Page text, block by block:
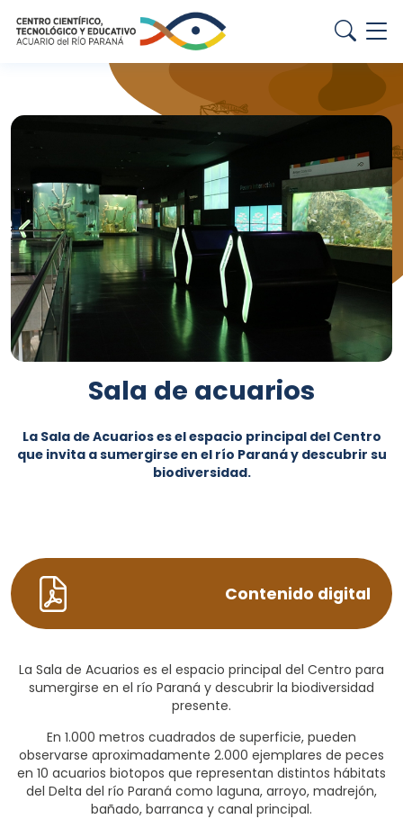
Sala de acuarios
La Sala de Acuarios es el espacio principal del Centro
que invita a sumergirse en el río Paraná y descubrir su
biodiversidad.
Contenido digital
La Sala de Acuarios es el espacio principal del Centro para
sumergirse en el río Paraná y descubrir la biodiversidad
presente.
En 1.000 metros cuadrados de superficie, pueden
observarse aproximadamente 2.000 ejemplares de peces
en 10 acuarios biotopos que representan distintos hábitats
del Delta del río Paraná como laguna, arroyo, madrejón,
bañado, barranca y canal principal.